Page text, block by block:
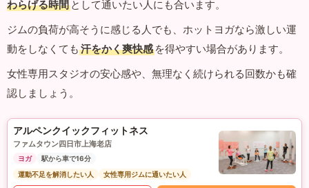
わらげる時間 として通いたい人にも合います。
ジムの負荷が高そうに感じる人でも、ホットヨガなら激しい運
動をしなくても 汗をかく爽快感 を得やすい場合があります。
女性専用スタジオの安心感や、無理なく続けられる回数かも確
認しましょう。
アルペンクイックフィットネス
ファムタウン四日市上海老店
ヨガ
駅から車で16分
運動不足を解消したい人
女性専用ジムに通いたい人